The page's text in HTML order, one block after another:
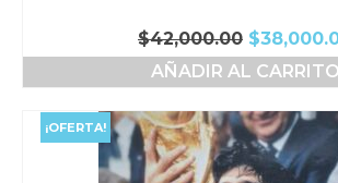
$42,000.00 El
precio
original
$
AÑADIR AL CARRITO
¡OFERTA!